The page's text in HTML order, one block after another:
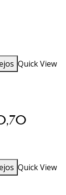
Quick View
Quick View